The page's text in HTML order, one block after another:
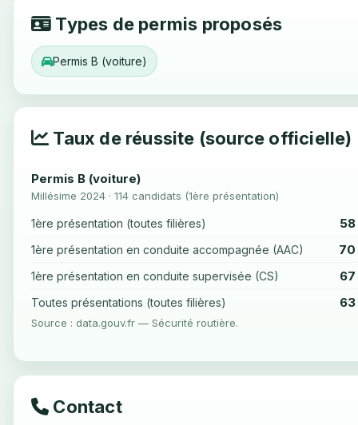
Types de permis proposés
Permis B (voiture)
Taux de réussite (source officielle)
Permis B (voiture)
Millésime 2024 · 114 candidats (1ère présentation)
1ère présentation (toutes filières) 58
1ère présentation en conduite accompagnée (AAC) 70
1ère présentation en conduite supervisée (CS) 67
Toutes présentations (toutes filières) 63
Source : data.gouv.fr — Sécurité routière.
Contact